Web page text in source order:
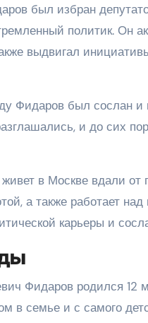
был избран
политик. Он
выдвигал
Фидаров был сослан
и до сих
в Москве вдали от
а также работает
карьеры и
Фидаров родился 12
в семье и с самого